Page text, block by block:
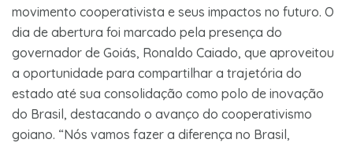
movimento cooperativista e seus impactos no futuro. O
dia de abertura foi marcado pela presença do
governador de Goiás, Ronaldo Caiado, que aproveitou
a oportunidade para compartilhar a trajetória do
estado até sua consolidação como polo de inovação
do Brasil, destacando o avanço do cooperativismo
goiano. “Nós vamos fazer a diferença no Brasil,